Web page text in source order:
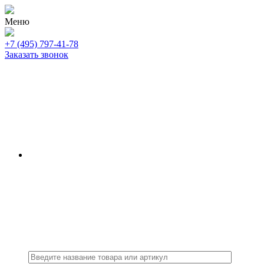
Меню
+7 (495) 797-41-78
Заказать звонок